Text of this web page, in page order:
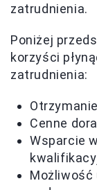
zatrudnienia.
Poniżej
korzyści
zatrudnienia:
Cenne
Wsparcie